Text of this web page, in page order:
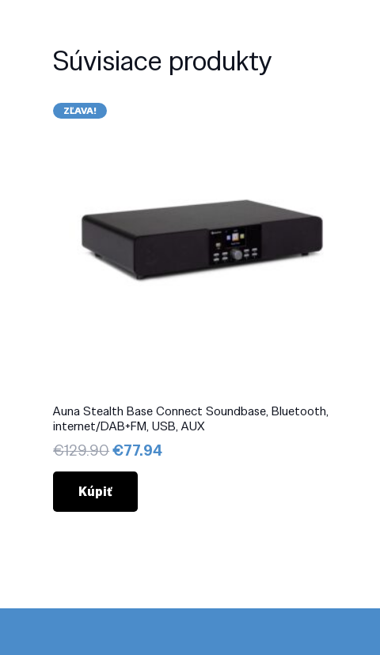
Súvisiace produkty
ZĽAVA!
Auna Stealth Base Connect Soundbase, Bluetooth,
internet/DAB+FM, USB, AUX
€129.90Pôvodná
cena
bola:
€129.90.
€77.94Aktuálna
Kúpiť